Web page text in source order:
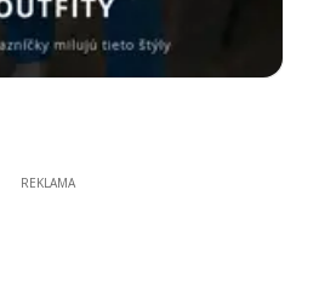
REKLAMA